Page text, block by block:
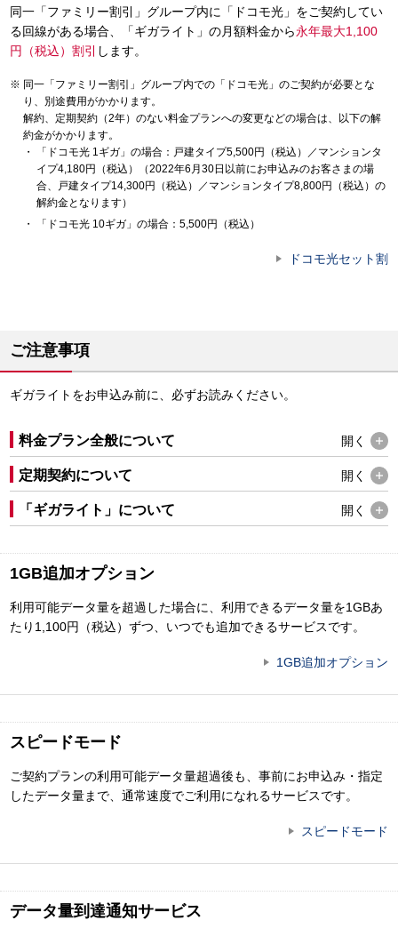
同一「ファミリー割引」グループ内に「ドコモ光」をご契約してい
る回線がある場合、「ギガライト」の月額料金から永年最大1,100
円（税込）割引
します。
同一「ファミリー割引」グループ内での「ドコモ光」のご契約が必要とな
り、別途費用がかかります。
解約、定期契約（2年）のない料金プランへの変更などの場合は、以下の解
約金がかかります。
「ドコモ光 1ギガ」の場合：戸建タイプ5,500円（税込）／マンションタ
イプ4,180円（税込）（2022年6月30日以前にお申込みのお客さまの場
合、戸建タイプ14,300円（税込）／マンションタイプ8,800円（税込）の
解約金となります）
「ドコモ光 10ギガ」の場合：5,500円（税込）
ドコモ光セット割
ご注意事項
ギガライトをお申込み前に、必ずお読みください。
料金プラン全般について 開く
定期契約について 開く
「ギガライト」について 開く
1GB追加オプション
利用可能データ量を超過した場合に、利用できるデータ量を1GBあ
たり1,100円（税込）ずつ、いつでも追加できるサービスです。
1GB追加オプション
スピードモード
ご契約プランの利用可能データ量超過後も、事前にお申込み・指定
したデータ量まで、通常速度でご利用になれるサービスです。
スピードモード
データ量到達通知サービス